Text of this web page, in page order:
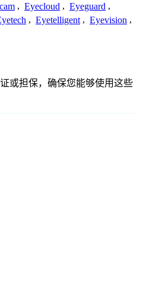
, Eyecloud , Eyeguard ,
, Eyetelligent , Eyevision ,
或担保，确保您能够使用这些